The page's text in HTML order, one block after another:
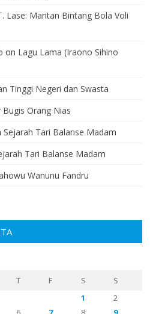
Lase: Mantan Bintang Bola Voli
on Lagu Lama (Iraono Sihino
Tinggi Negeri dan Swasta
Bugis Orang Nias
Sejarah Tari Balanse Madam
Tari Balanse Madam
Wanunu Fandru
T F S
S
1
2